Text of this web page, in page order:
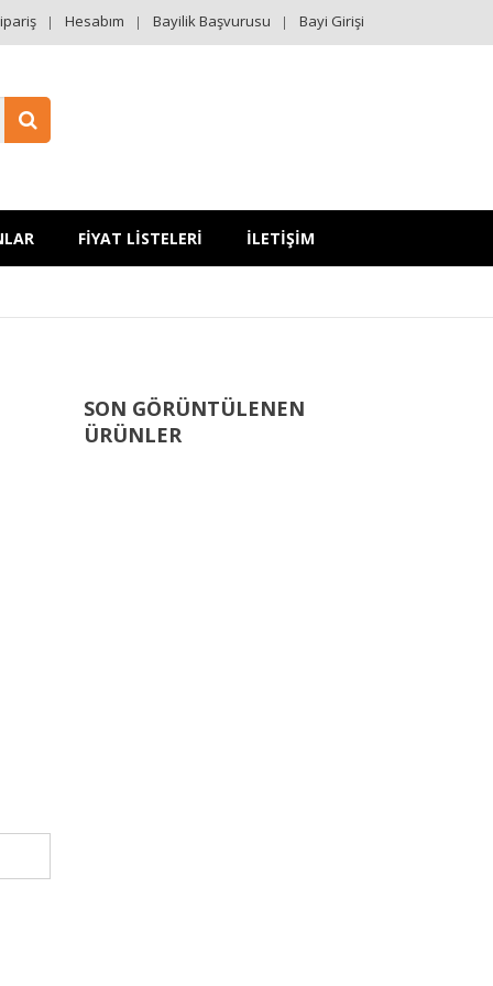
Hesabım Bayilik Başvurusu Bayi Girişi
FİYAT LİSTELERİ İLETİŞİM
SON GÖRÜNTÜLENEN
ÜRÜNLER